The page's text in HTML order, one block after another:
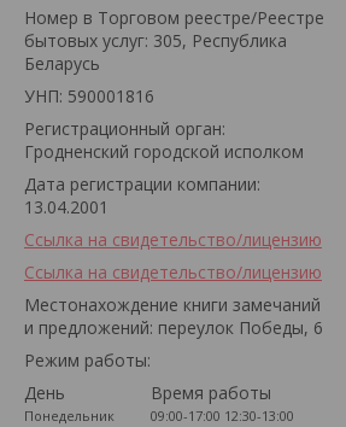
Номер в Торговом реестре/Реестре
бытовых услуг: 305, Республика
Беларусь
УНП: 590001816
Регистрационный орган:
Гродненский городской исполком
Дата регистрации компании:
13.04.2001
Ссылка на свидетельство/лицензию
Ссылка на свидетельство/лицензию
Местонахождение книги замечаний
и предложений: переулок Победы, 6
Режим работы:
День
Время работы
Понедельник 09:00-17:00 12:30-13:00